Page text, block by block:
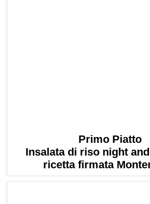
Primo Piatto
Insalata di riso night
ricetta firmata